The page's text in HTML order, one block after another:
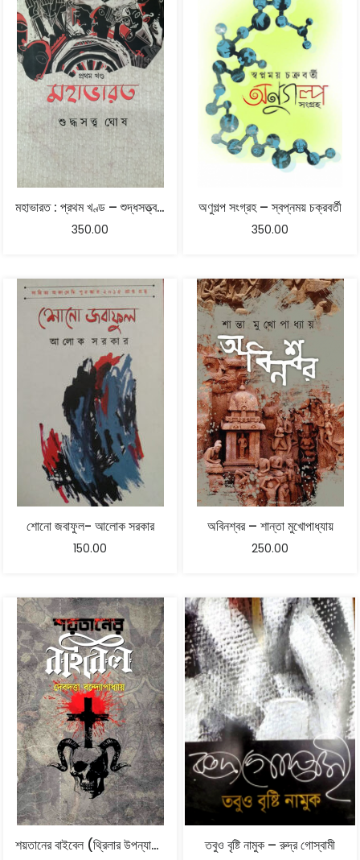
মহাভারত : প্রথম খণ্ড – শুদ্ধসত্ত্ব ঘোষ
350.00
অণুগল্প সংগ্রহ – স্বপ্নময় চক্রবর্তী
350.00
শোনো জবাফুল- আলোক সরকার
150.00
অবিনশ্বর – শান্তা মুখোপাধ্যায়
250.00
শয়তানের বাইবেল (থ্রিলার উপন্যাস) – দেবদত্তা বন্দ্যোপাধ্যায় তবুও বৃষ্টি নামুক – রুদ্র গোস্বামী